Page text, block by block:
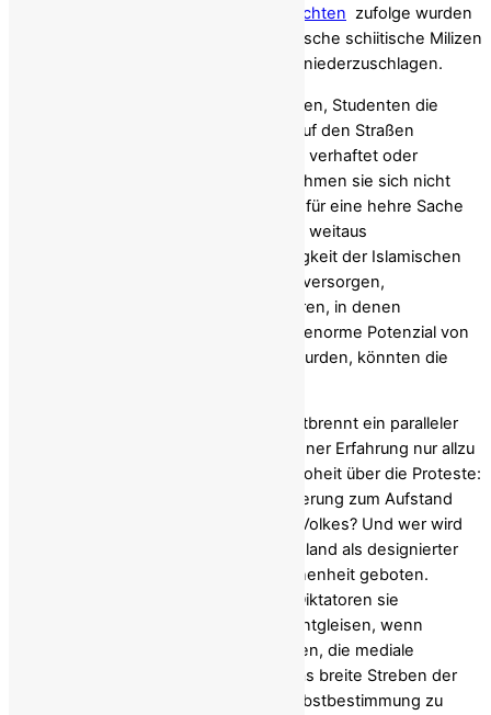
Berichten zufolge wurden
vom Teheraner Regime finanzierte irakische schiitische Milizen
in den Iran entsandt, um den Aufstand niederzuschlagen.
Wenn Ladenbesitzer ihre Türen schließen, Studenten die
Universitäten bevölkern und Familien auf den Straßen
demonstrieren, wohl wissend, dass sie verhaftet oder
werden könnten , dann nehmen sie sich nicht
einfach nur ein oder zwei Tage frei, um für eine hehre Sache
zu protestieren: Sie signalisieren etwas weitaus
Bedeutsameres, nämlich dass die Fähigkeit der Islamischen
Republik, die iranische Bevölkerung zu versorgen,
zusammengebrochen ist. Nach 47 Jahren, in denen
Energieeinnahmen veruntreut und das enorme Potenzial von
über 90 Millionen Iranern unterdrückt wurden, könnten die
Mit dem Anwachsen des Aufstands entbrennt ein paralleler
Konflikt – einen, den die Iraner aus eigener Erfahrung nur allzu
gut kennen. Es geht um die Deutungshoheit über die Proteste:
Wie lässt sich erklären, was die Bevölkerung zum Aufstand
bewegt hat? Wer gilt als Sprecher des Volkes? Und wer wird
als „Alternative“ auserkoren und im Ausland als designierter
Nachfolger präsentiert? Hier ist Besonnenheit geboten.
Revolutionen scheitern nicht nur, weil Diktatoren sie
unterdrücken. Sie können auch dann entgleisen, wenn
Außenstehende, insbesondere Exilanten, die mediale
Aufmerksamkeit auf sich ziehen und das breite Streben der
Bürger nach garantierter politischer Selbstbestimmung zu